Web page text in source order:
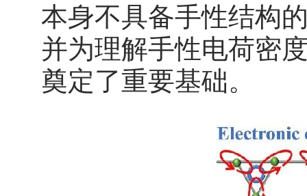
本身不具备手性结构
并为理解手性电荷密
奠定了重要基础。